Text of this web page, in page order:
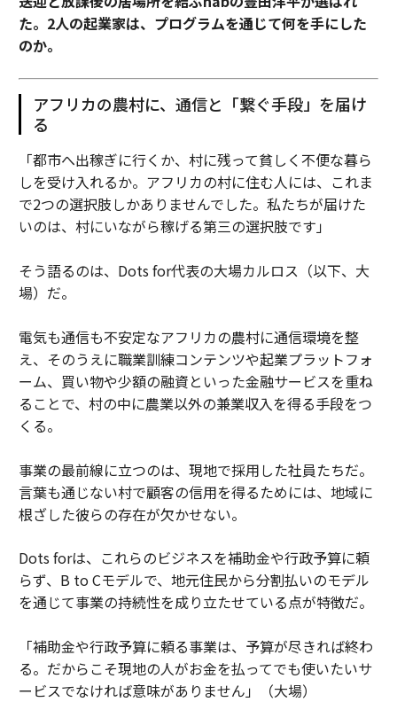
た。2人の起業家は、プログラムを通じて何を手にした
のか。
アフリカの農村に、通信と「繋ぐ手段」を届け
る
「都市へ出稼ぎに行くか、村に残って貧しく不便な暮ら
しを受け入れるか。アフリカの村に住む人には、これま
で2つの選択肢しかありませんでした。私たちが届けた
いのは、村にいながら稼げる第三の選択肢です」
そう語るのは、Dots for代表の大場カルロス（以下、大
場）だ。
電気も通信も不安定なアフリカの農村に通信環境を整
え、そのうえに職業訓練コンテンツや起業プラットフォ
ーム、買い物や少額の融資といった金融サービスを重ね
ることで、村の中に農業以外の兼業収入を得る手段をつ
くる。
事業の最前線に立つのは、現地で採用した社員たちだ。
言葉も通じない村で顧客の信用を得るためには、地域に
根ざした彼らの存在が欠かせない。
Dots forは、これらのビジネスを補助金や行政予算に頼
らず、B to Cモデルで、地元住民から分割払いのモデル
を通じて事業の持続性を成り立たせている点が特徴だ。
「補助金や行政予算に頼る事業は、予算が尽きれば終わ
る。だからこそ現地の人がお金を払ってでも使いたいサ
ービスでなければ意味がありません」（大場）